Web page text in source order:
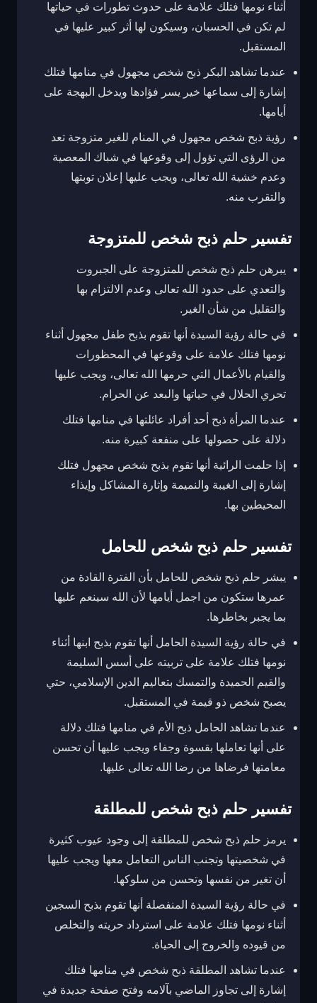
أثناء نومها فتلك علامة على حدوث تطورات في حياتها
لم تكن في الحسبان، وسيكون لها أثر كبير عليها في
المستقبل.
عندما تشاهد البكر ذبح شخص مجهول في منامها فتلك
إشارة إلى سماعها خير يسر فؤادها ويدخل البهجة على
أيامها.
رؤية ذبح شخص مجهول في المنام للغير متزوجة تعد
من الرؤى التي تؤول إلى وقوعها في شباك المعصية
وعدم خشية الله تعالى، ويجب عليها إعلان توبتها
والتقرب منه.
تفسير حلم ذبح شخص للمتزوجة
يبرهن حلم ذبح شخص للمتزوجة على الجبروت
والتعدي على حدود الله تعالى وعدم الالتزام بها
والتقليل من شأن الغير.
في حالة رؤية السيدة أنها تقوم بذبح طفل مجهول أثناء
نومها فتلك علامة على وقوعها في المحظورات
والقيام بالأعمال التي حرمها الله تعالى، ويجب عليها
تحري الحلال في حياتها والبعد عن الحرام.
عندما المرأة ذبح أحد أفراد عائلتها في منامها فتلك
دلالة على حصولها على منفعة كبيرة منه.
إذا حلمت الرائية أنها تقوم بذبح شخص مجهول فتلك
إشارة إلى الغيبة والنميمة وإثارة المشاكل وإيذاء
المحيطين بها.
تفسير حلم ذبح شخص للحامل
يبشر حلم ذبح شخص للحامل بأن الفترة القادة من
عمرها ستكون من اجمل أيامها لأن الله سينعم عليها
بما يجبر بخاطرها.
في حالة رؤية السيدة الحامل أنها تقوم بذبح ابنها أثناء
نومها فتلك علامة على تربيته على أسس السليمة
والقيم الحميدة والتمسك بتعاليم الدين الإسلامي، حتي
يصبح شخص ذو قيمة في المستقبل.
عندما تشاهد الحامل ذبح الأم في منامها فتلك دلالة
على أنها تعاملها بقسوة وجفاء ويجب عليها أن تحسن
معامتها فرضاها من رضا الله تعالى عليها.
تفسير حلم ذبح شخص للمطلقة
يرمز حلم ذبح شخص للمطلقة إلى وجود عيوب كثيرة
في شخصيتها وتجنب الناس التعامل معها ويجب عليها
أن تغير من نفسها وتحسن من سلوكها.
في حالة رؤية السيدة المنفصلة أنها تقوم بذبح السجين
أثناء نومها فتلك علامة على استرداد حريته والتخلص
من قيوده والخروج إلى الحياة.
عندما تشاهد المطلقة ذبح شخص في منامها فتلك
إشارة إلى تجاوز الماضي بآلامه وفتح صفحة جديدة في